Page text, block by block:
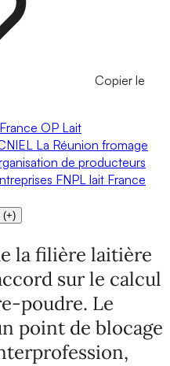
Copier le
France OP Lait
La Réunion fromage
de producteurs
FNPL lait France
(+)
la filière laitière
sur le calcul
poudre. Le
point de blocage